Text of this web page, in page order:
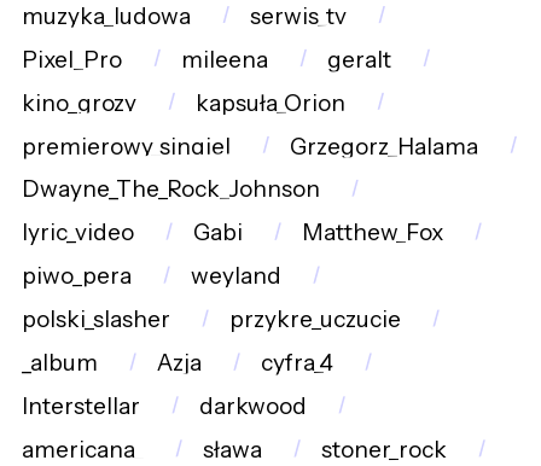
muzyka_ludowa
serwis_tv
Pixel_Pro
mileena
geralt
kino_grozy
kapsuła_Orion
premierowy_singiel
Grzegorz_Halama
Dwayne_The_Rock_Johnson
lyric_video
Gabi
Matthew_Fox
piwo_pera
weyland
polski_slasher
przykre_uczucie
_album
Azja
cyfra_4
Interstellar
darkwood
americana_
sława
stoner_rock